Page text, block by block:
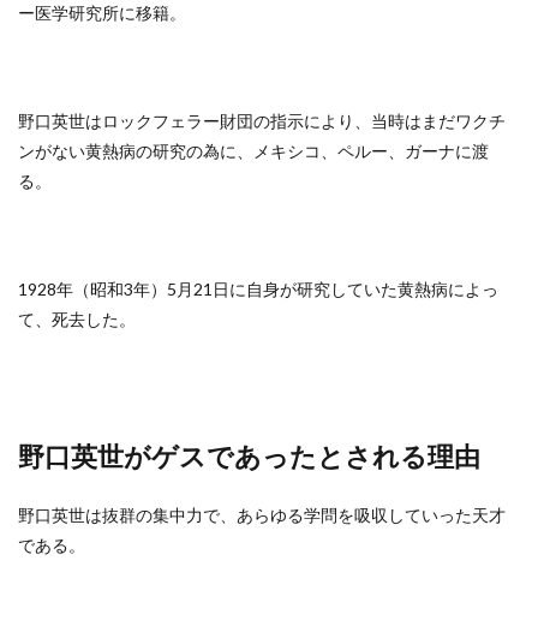
ー医学研究所に移籍。
野口英世はロックフェラー財団の指示により、当時はまだワクチ
ンがない黄熱病の研究の為に、メキシコ、ペルー、ガーナに渡
る。
1928年（昭和3年）5月21日に自身が研究していた黄熱病によっ
て、死去した。
野口英世がゲスであったとされる理由
野口英世は抜群の集中力で、あらゆる学問を吸収していった天才
である。